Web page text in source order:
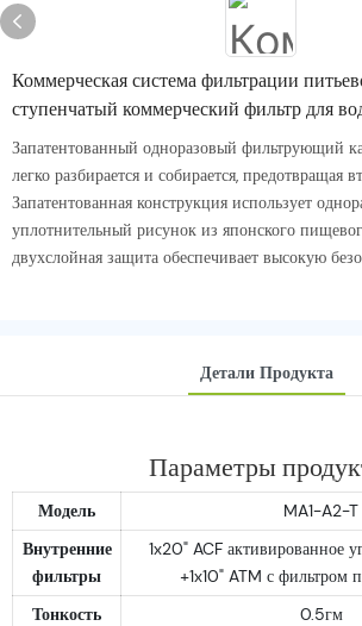
Коммерческая система фильтрации
ступенчатый коммерческий фильтр для
Запатентованный одноразовый фильтрующий
легко разбирается и собирается, предотвращая
Запатентованная конструкция использует
уплотнительный рисунок из японского
двухслойная защита обеспечивает высокую
Детали Продукта
Параметры
Модель
MA1-A2-T
Внутренние
фильтры
1x20" ACF активированное
+1x10" ATM с фильтром
Тонкость
0.5гм